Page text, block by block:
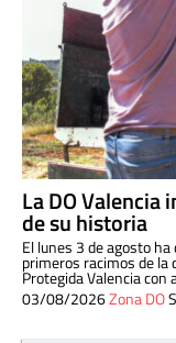
La DO
de su historia
El lunes 3 de agosto
primeros racimos de la
Protegida Valencia
03/08/2026Zona DO